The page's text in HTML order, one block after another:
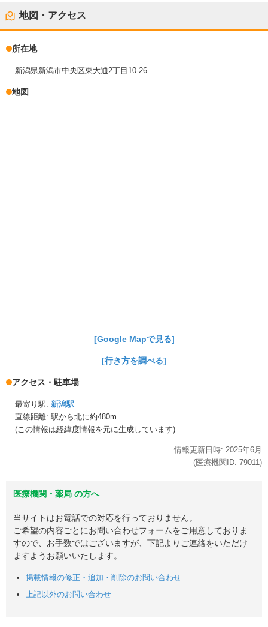
地図・アクセス
所在地
新潟県新潟市中央区東大通2丁目10-26
地図
[Google Mapで見る]
[行き方を調べる]
アクセス・駐車場
最寄り駅: 新潟駅
直線距離: 駅から北に約480m
(この情報は経緯度情報を元に生成しています)
情報更新日時: 2025年6月
(医療機関ID: 79011)
医療機関・薬局 の方へ
当サイトはお電話での対応を行っておりません。
ご希望の内容ごとにお問い合わせフォームをご用意しておりま
すので、お手数ではございますが、下記よりご連絡をいただけ
ますようお願いいたします。
掲載情報の修正・追加・削除のお問い合わせ
上記以外のお問い合わせ